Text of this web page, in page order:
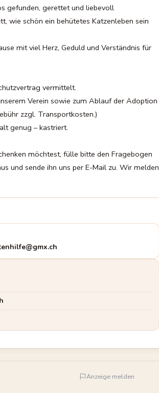
gefunden, gerettet und liebevoll
wie schön ein behütetes Katzenleben sein
mit viel Herz, Geduld und Verständnis für
vermittelt.
Verein sowie zum Ablauf der Adoption
zzgl. Transportkosten.)
genug – kastriert.
möchtest, fülle bitte den Fragebogen
und sende ihn uns per E-Mail zu. Wir melden
Anzeige melden